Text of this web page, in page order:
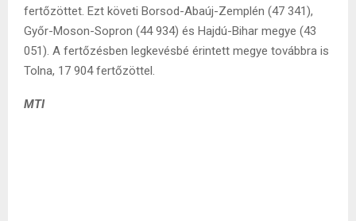
fertőzöttet. Ezt követi Borsod-Abaúj-Zemplén (47 341),
Győr-Moson-Sopron (44 934) és Hajdú-Bihar megye (43
051). A fertőzésben legkevésbé érintett megye továbbra is
Tolna, 17 904 fertőzöttel.
MTI